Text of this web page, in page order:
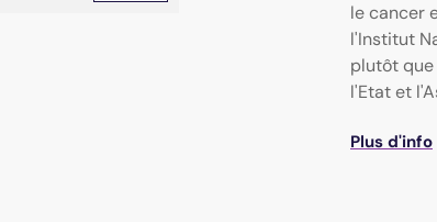
le cancer
l'Institut
plutôt
l'Etat et
Plus d'info